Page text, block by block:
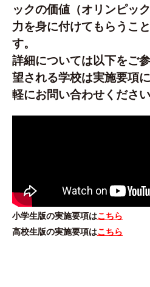
ックの価値（オリンピッ
力を身に付けてもらうこ
す。
詳細については以下をご
望される学校は実施要項
軽にお問い合わせください
小学生版の実施要項はこちら
高校生版の実施要項はこちら